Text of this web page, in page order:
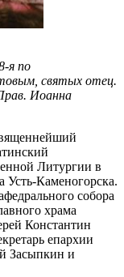
я по
святых отец.
Иоанна
Литургии в
Усть-Каменогорска.
собора
храма
Константин
епархии
Засыпкин и